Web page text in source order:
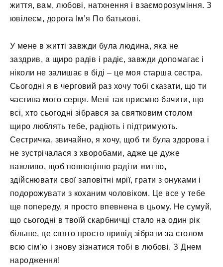
життя, вам, любові, натхнення і взаєморозуміння. З
ювілеєм, дорога Ім’я По батькові.
У мене в житті завжди була людина, яка не
заздрив, а щиро радів і радіє, завжди допомагає і
ніколи не залишає в біді – це моя старша сестра.
Сьогодні я в черговий раз хочу тобі сказати, що ти
частина мого серця. Мені так приємно бачити, що
всі, хто сьогодні зібрався за святковим столом
щиро люблять тебе, радіють і підтримують.
Сестричка, звичайно, я хочу, щоб ти була здорова і
не зустрічалася з хворобами, адже це дуже
важливо, щоб повноцінно радіти життю,
здійснювати свої заповітні мрії, грати з онуками і
подорожувати з коханим чоловіком. Це все у тебе
ще попереду, я просто впевнена в цьому. Не сумуй,
що сьогодні в твоїй скарбничці стало на один рік
більше, це свято просто привід зібрати за столом
всю сім’ю і знову зізнатися тобі в любові. З Днем
народження!